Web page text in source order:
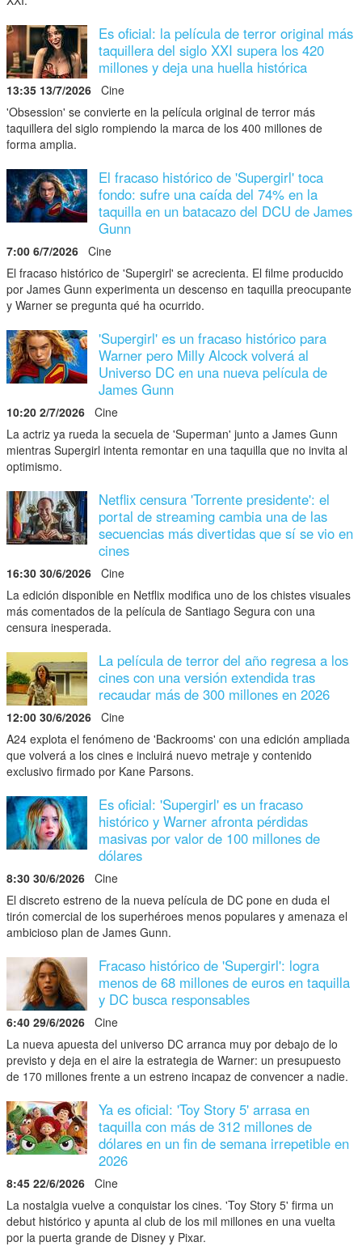
Es oficial: la película de terror original más
taquillera del siglo XXI supera los 420
millones y deja una huella histórica
13:35 13/7/2026 Cine
'Obsession' se convierte en la película original de terror más
taquillera del siglo rompiendo la marca de los 400 millones de
forma amplia.
El fracaso histórico de 'Supergirl' toca
fondo: sufre una caída del 74% en la
taquilla en un batacazo del DCU de James
Gunn
7:00 6/7/2026 Cine
El fracaso histórico de 'Supergirl' se acrecienta. El filme producido
por James Gunn experimenta un descenso en taquilla preocupante
y Warner se pregunta qué ha ocurrido.
'Supergirl' es un fracaso histórico para
Warner pero Milly Alcock volverá al
Universo DC en una nueva película de
James Gunn
10:20 2/7/2026 Cine
La actriz ya rueda la secuela de 'Superman' junto a James Gunn
mientras Supergirl intenta remontar en una taquilla que no invita al
optimismo.
Netflix censura 'Torrente presidente': el
portal de streaming cambia una de las
secuencias más divertidas que sí se vio en
cines
16:30 30/6/2026 Cine
La edición disponible en Netflix modifica uno de los chistes visuales
más comentados de la película de Santiago Segura con una
censura inesperada.
La película de terror del año regresa a los
cines con una versión extendida tras
recaudar más de 300 millones en 2026
12:00 30/6/2026 Cine
A24 explota el fenómeno de 'Backrooms' con una edición ampliada
que volverá a los cines e incluirá nuevo metraje y contenido
exclusivo firmado por Kane Parsons.
Es oficial: 'Supergirl' es un fracaso
histórico y Warner afronta pérdidas
masivas por valor de 100 millones de
dólares
8:30 30/6/2026 Cine
El discreto estreno de la nueva película de DC pone en duda el
tirón comercial de los superhéroes menos populares y amenaza el
ambicioso plan de James Gunn.
Fracaso histórico de 'Supergirl': logra
menos de 68 millones de euros en taquilla
y DC busca responsables
6:40 29/6/2026 Cine
La nueva apuesta del universo DC arranca muy por debajo de lo
previsto y deja en el aire la estrategia de Warner: un presupuesto
de 170 millones frente a un estreno incapaz de convencer a nadie.
Ya es oficial: 'Toy Story 5' arrasa en
taquilla con más de 312 millones de
dólares en un fin de semana irrepetible en
2026
8:45 22/6/2026 Cine
La nostalgia vuelve a conquistar los cines. 'Toy Story 5' firma un
debut histórico y apunta al club de los mil millones en una vuelta
por la puerta grande de Disney y Pixar.